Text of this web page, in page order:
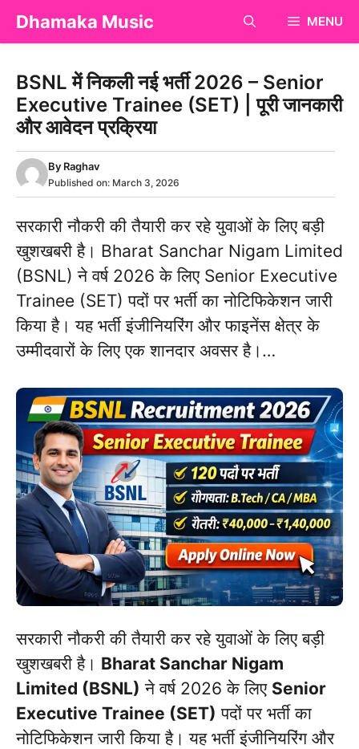
SkipDhamaka Music MENU
BSNL में निकली नई भर्ती 2026 – Senior
Executive Trainee (SET) | पूरी जानकारी
और आवेदन प्रक्रिया
By Raghav
Published on: March 3, 2026
सरकारी नौकरी की तैयारी कर रहे युवाओं के लिए बड़ी
खुशखबरी है। Bharat Sanchar Nigam Limited
(BSNL) ने वर्ष 2026 के लिए Senior Executive
Trainee (SET) पदों पर भर्ती का नोटिफिकेशन जारी
किया है। यह भर्ती इंजीनियरिंग और फाइनेंस क्षेत्र के
उम्मीदवारों के लिए एक शानदार अवसर है।…
सरकारी नौकरी की तैयारी कर रहे युवाओं के लिए बड़ी
खुशखबरी है। Bharat Sanchar Nigam
Limited (BSNL) ने वर्ष 2026 के लिए Senior
Executive Trainee (SET) पदों पर भर्ती का
नोटिफिकेशन जारी किया है। यह भर्ती इंजीनियरिंग और